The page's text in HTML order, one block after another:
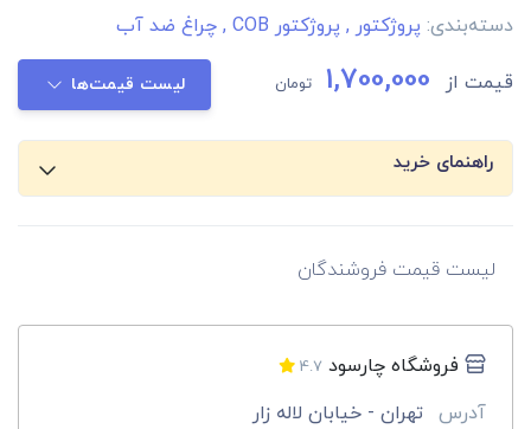
دسته‌بندی: پروژکتور , پروژکتور COB , چراغ ضد آب
قیمت از 1,700,000 تومان لیست قیمت‌ها
راهنمای خرید
لیست قیمت فروشندگان
فروشگاه چارسود 4.7
آدرس تهران - خیابان لاله زار